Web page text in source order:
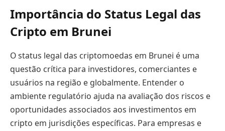
Importância do Status Legal das
Cripto em Brunei
O status legal das criptomoedas em Brunei é uma
questão crítica para investidores, comerciantes e
usuários na região e globalmente. Entender o
ambiente regulatório ajuda na avaliação dos riscos e
oportunidades associados aos investimentos em
cripto em jurisdições específicas. Para empresas e